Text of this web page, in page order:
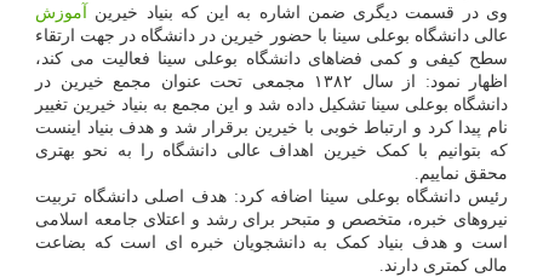
وی در قسمت دیگری ضمن اشاره به این که بنیاد خیرین آموزش
عالی دانشگاه بوعلی سینا با حضور خیرین در دانشگاه در جهت ارتقاء
سطح کیفی و کمی فضاهای دانشگاه بوعلی سینا فعالیت می کند،
اظهار نمود: از سال ۱۳۸۲ مجمعی تحت عنوان مجمع خیرین در
دانشگاه بوعلی سینا تشکیل داده شد و این مجمع به بنیاد خیرین تغییر
نام پیدا کرد و ارتباط خوبی با خیرین برقرار شد و هدف بنیاد اینست
که بتوانیم با کمک خیرین اهداف عالی دانشگاه را به نحو بهتری
محقق نماییم.
رئیس دانشگاه بوعلی سینا اضافه کرد: هدف اصلی دانشگاه تربیت
نیروهای خبره، متخصص و متبحر برای رشد و اعتلای جامعه اسلامی
است و هدف بنیاد کمک به دانشجویان خبره ای است که بضاعت
مالی کمتری دارند.